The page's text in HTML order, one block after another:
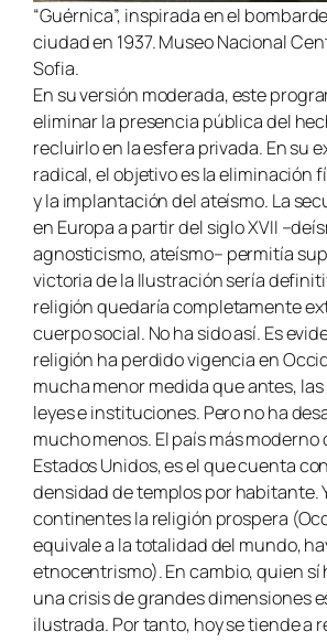
“Guérnica”, inspirada en el
ciudad en 1937. Museo Nacional
Sofia.
En su versión moderada, este
eliminar la presencia pública del
recluirlo en la esfera privada. En su
radical, el objetivo es la eliminación
y la implantación del ateísmo. La
en Europa a partir del siglo XVII
agnosticismo, ateísmo– permitía
victoria de la Ilustración sería
religión quedaría completamente
cuerpo social. No ha sido así. Es
religión ha perdido vigencia en
mucha menor medida que antes,
leyes e instituciones. Pero no ha
mucho menos. El país más moderno
Estados Unidos, es el que cuenta
densidad de templos por habitante.
continentes la religión prospera
equivale a la totalidad del mundo,
etnocentrismo). En cambio, quien sí
una crisis de grandes dimensiones
ilustrada. Por tanto, hoy se tiende a